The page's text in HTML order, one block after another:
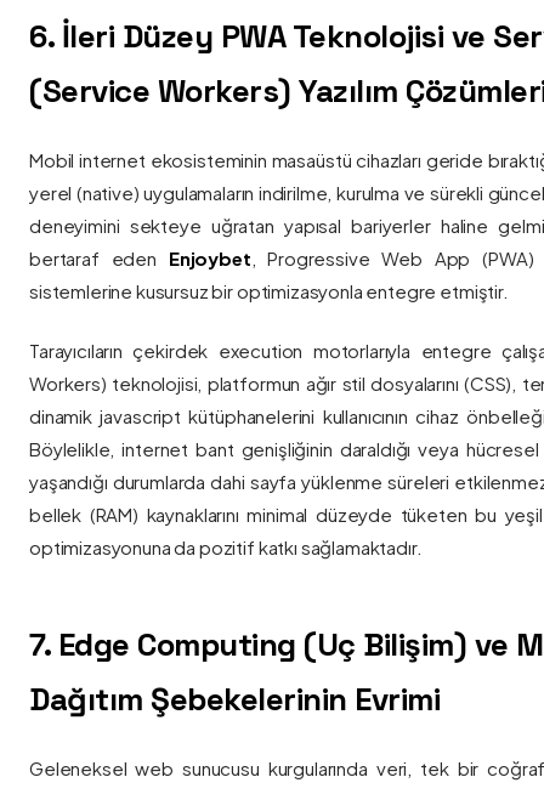
6. İleri Düzey PWA Teknolojisi ve
(Service Workers) Yazılım
Mobil internet ekosisteminin masaüstü cihazları geride
yerel (native) uygulamaların indirilme, kurulma ve sürekli
deneyimini sekteye uğratan yapısal bariyerler haline
bertaraf eden Enjoybet , Progressive Web App (PWA)
sistemlerine kusursuz bir optimizasyonla entegre etmiştir.
Tarayıcıların çekirdek execution motorlarıyla entegre
Workers) teknolojisi, platformun ağır stil dosyalarını (CSS),
dinamik javascript kütüphanelerini kullanıcının cihaz
Böylelikle, internet bant genişliğinin daraldığı veya
yaşandığı durumlarda dahi sayfa yüklenme süreleri
bellek (RAM) kaynaklarını minimal düzeyde tüketen bu yeşil
optimizasyonuna da pozitif katkı sağlamaktadır.
7. Edge Computing (Uç Bilişim) ve
Dağıtım Şebekelerinin Evrimi
Geleneksel web sunucusu kurgularında veri, tek bir